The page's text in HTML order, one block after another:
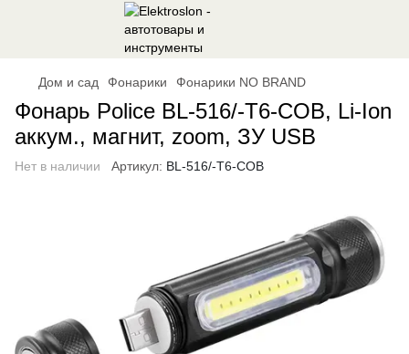
Дом и сад Фонарики Фонарики NO BRAND
Фонарь Police BL-516/-T6-COB, Li-Ion
аккум., магнит, zoom, ЗУ USB
Нет в наличии Артикул: BL-516/-T6-COB